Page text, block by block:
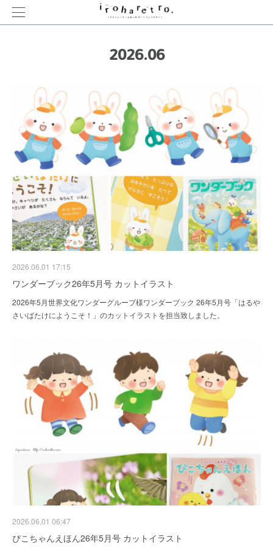
2026.06
2026.06.01 17:15
ワンダーブック26年5月号 カットイラスト
2026年5月世界文化ワンダーグループ様ワンダーブック 26年5月号「はるや
さいばたけにようこそ！」のカットイラストを担当致しました。
2026.06.01 06:47
ぴこちゃんえほん26年5月号 カットイラスト